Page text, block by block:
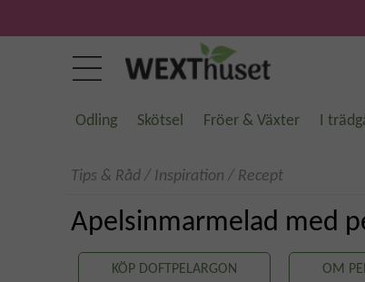
Odling Skötsel Fröer & Växter I
Tips & Råd / Inspiration / Recept
Apelsinmarmelad med
KÖP DOFTPELARGON OM